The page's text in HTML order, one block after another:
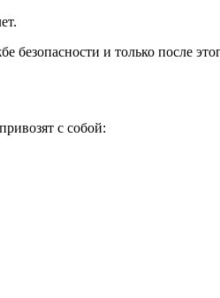
и только после
с собой: